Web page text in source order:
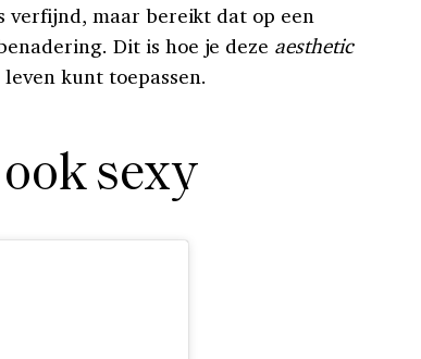
verfijnd, maar bereikt dat op een
Dit is hoe je deze aesthetic
kunt toepassen.
sexy